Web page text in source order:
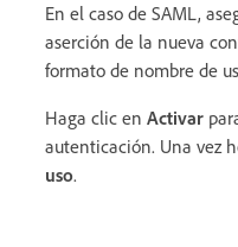
En el caso de SAML,
aserción de la nueva
formato de nombre de
Haga clic en Activar
autenticación. Una vez
uso.